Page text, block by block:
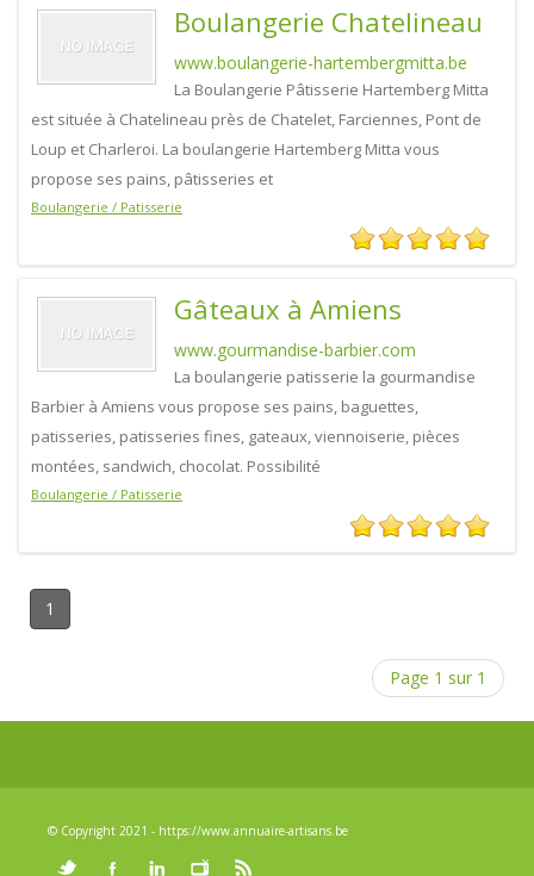
Boulangerie Chatelineau
www.boulangerie-hartembergmitta.be
La Boulangerie Pâtisserie Hartemberg Mitta
est située à Chatelineau près de Chatelet, Farciennes, Pont de
Loup et Charleroi. La boulangerie Hartemberg Mitta vous
propose ses pains, pâtisseries et
Boulangerie / Patisserie
Gâteaux à Amiens
www.gourmandise-barbier.com
La boulangerie patisserie la gourmandise
Barbier à Amiens vous propose ses pains, baguettes,
patisseries, patisseries fines, gateaux, viennoiserie, pièces
montées, sandwich, chocolat. Possibilité
Boulangerie / Patisserie
1
Page 1 sur 1
© Copyright 2021 - https://www.annuaire-artisans.be